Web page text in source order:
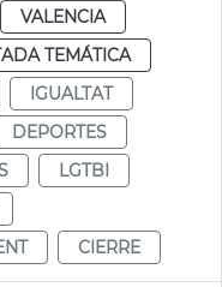
VALENCIA
TEMÁTICA
IGUALTAT
DEPORTES
LGTBI
CIERRE